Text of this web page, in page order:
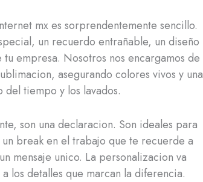
mx es sorprendentemente sencillo.
un recuerdo entrañable, un diseño
empresa. Nosotros nos encargamos de
asegurando colores vivos y una
tiempo y los lavados.
son una declaracion. Son ideales para
break en el trabajo que te recuerde a
mensaje unico. La personalizacion va
los detalles que marcan la diferencia.